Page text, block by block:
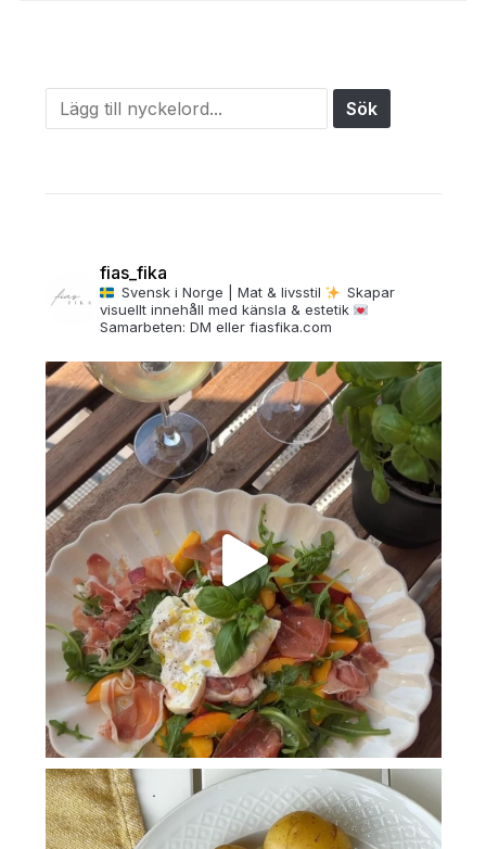
fias_fika
Svensk i Norge | Mat & livsstil
Skapar
visuellt innehåll med känsla & estetik
Samarbeten: DM eller fiasfika.com